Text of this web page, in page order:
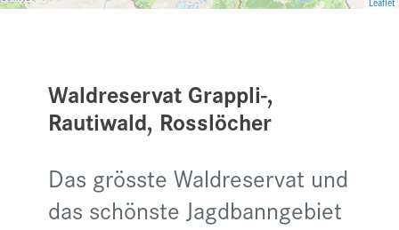
Waldreservat Grappli-,
Rautiwald, Rosslöcher
Das grösste Waldreservat und
das schönste Jagdbanngebiet